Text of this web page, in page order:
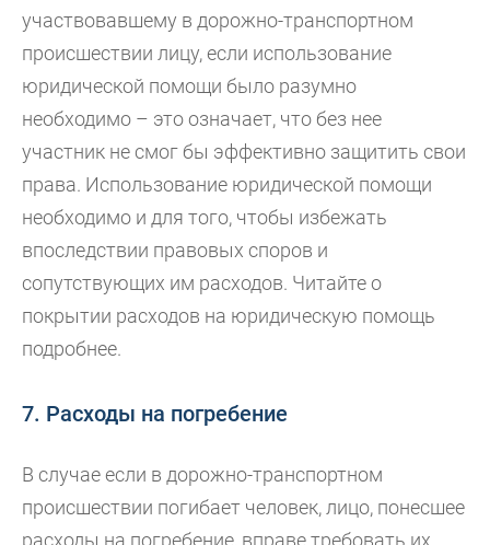
участвовавшему в дорожно-транспортном
происшествии лицу, если использование
юридической помощи было разумно
необходимо – это означает, что без нее
участник не смог бы эффективно защитить свои
права. Использование юридической помощи
необходимо и для того, чтобы избежать
впоследствии правовых споров и
сопутствующих им расходов. Читайте о
покрытии расходов на юридическую помощь
подробнее.
7. Расходы на погребение
В случае если в дорожно-транспортном
происшествии погибает человек, лицо, понесшее
расходы на погребение, вправе требовать их